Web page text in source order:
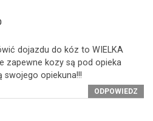
dojazdu do kóz to WIELKA
zapewne kozy są pod opieka
opiekuna!!!
ODPOWIEDZ